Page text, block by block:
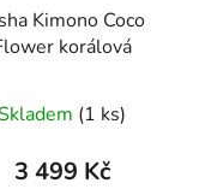
Kimono Coco
korálová
(1 ks)
3 499 Kč